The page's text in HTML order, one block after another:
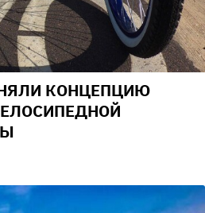
КОНЦЕПЦИЮ